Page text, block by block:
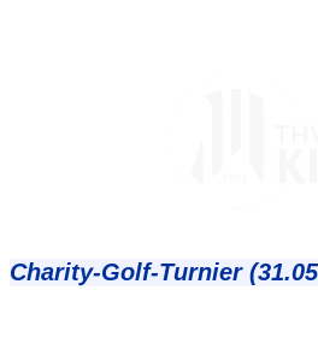
Charity-Golf-Turnier